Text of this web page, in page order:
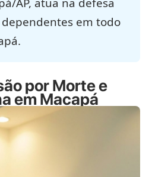
em todo
por Morte e
em Macapá